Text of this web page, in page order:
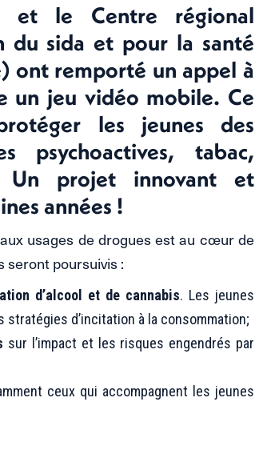
et le Centre régional
du sida et pour la santé
ont remporté un appel à
jeu vidéo mobile. Ce
les jeunes des
psychoactives, tabac,
Un projet innovant et
années !
usages de drogues est au cœur de
poursuivis :
d’alcool et de cannabis. Les jeunes
d’incitation à la consommation;
sur l’impact et les risques engendrés par
ceux qui accompagnent les jeunes